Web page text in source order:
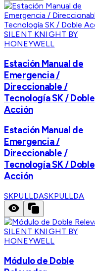
SILENT KNIGHT BY
HONEYWELL
Estación Manual de
Emergencia /
Direccionable /
Tecnología SK / Doble
Acción
Estación Manual de
Emergencia /
Direccionable /
Tecnología SK / Doble
Acción
SKPULLDASKPULLDA
SILENT KNIGHT BY
HONEYWELL
Módulo de Doble